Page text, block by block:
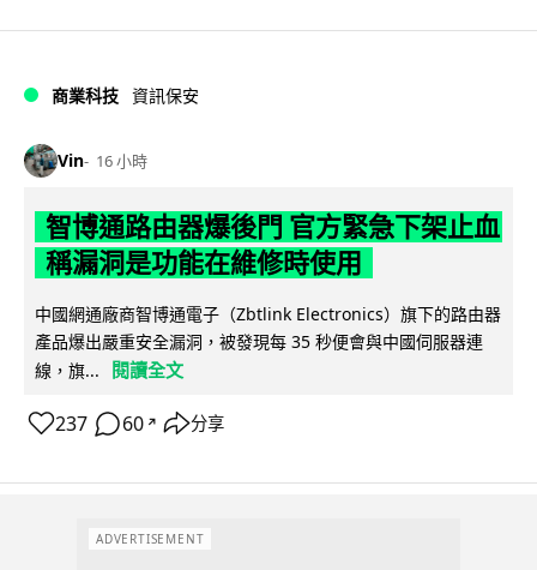
商業科技 資訊保安
Vin 16 小時
智博通路由器爆後門 官方緊急下架止血
稱漏洞是功能在維修時使用
中國網通廠商智博通電子（Zbtlink Electronics）旗下的路由器
產品爆出嚴重安全漏洞，被發現每 35 秒便會與中國伺服器連
線，旗...
閱讀全文
237 60 ↗ 分享
ADVERTISEMENT